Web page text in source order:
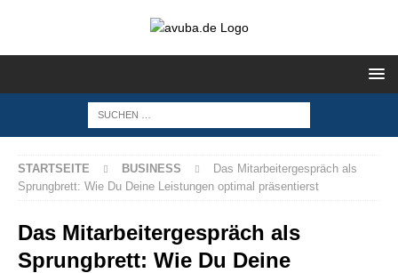
STARTSEITE BUSINESS
Das Mitarbeitergespräch als
Sprungbrett: Wie Du Deine Leistungen optimal präsentierst
Das Mitarbeitergespräch als
Sprungbrett: Wie Du Deine